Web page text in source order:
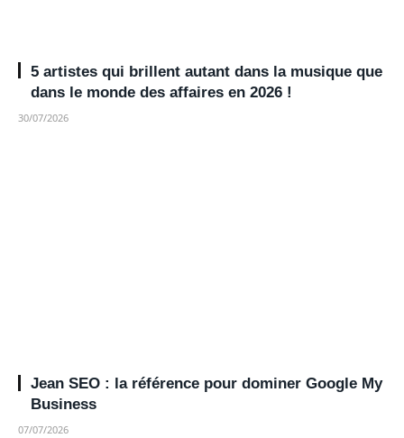
5 artistes qui brillent autant dans la musique que
dans le monde des affaires en 2026 !
30/07/2026
Jean SEO : la référence pour dominer Google My
Business
07/07/2026